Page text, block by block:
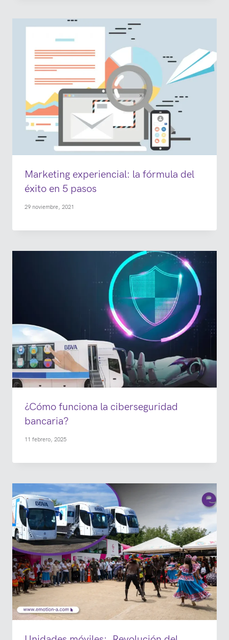
Marketing experiencial: la fórmula del
éxito en 5 pasos
29 noviembre, 2021
¿Cómo funciona la ciberseguridad
bancaria?
11 febrero, 2025